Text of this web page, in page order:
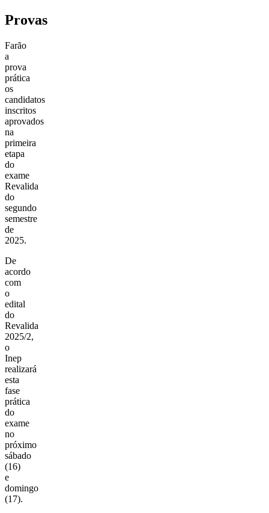
Provas
Farão
a
prova
prática
os
candidatos
inscritos
aprovados
na
primeira
etapa
do
exame
Revalida
do
segundo
semestre
de
2025.
De
acordo
com
o
edital
do
Revalida
2025/2,
o
Inep
realizará
esta
fase
prática
do
exame
no
próximo
sábado
(16)
e
domingo
(17).